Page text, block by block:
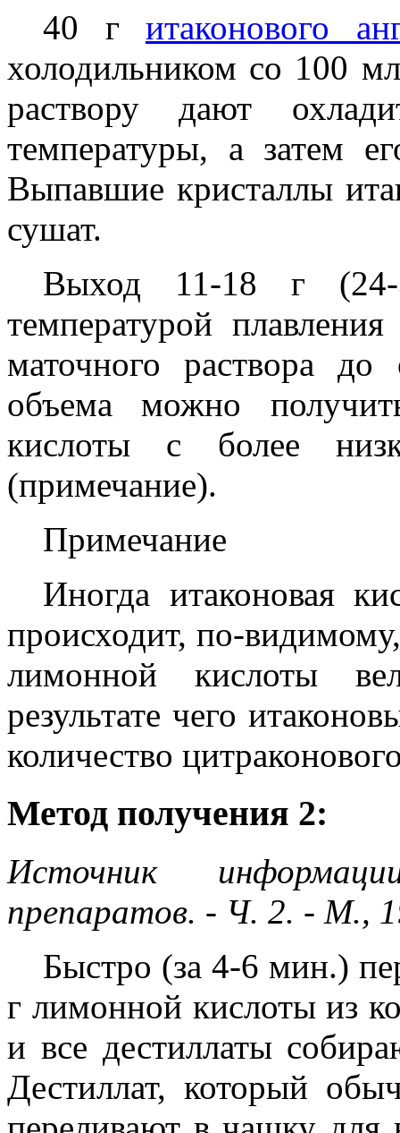
40 г итаконового
холодильником со 100
раствору дают
температуры, а затем
Выпавшие кристаллы
сушат.
Выход 11-18 г (24-
температурой
маточного раствора до
объема можно
кислоты с более
(примечание).
Примечание
Иногда итаконовая
происходит, по-
лимонной кислоты
результате чего
количество
Метод получения 2:
Источник
препаратов. - Ч. 2. - М.,
Быстро (за 4-6 мин.)
г лимонной кислоты из
и все дестиллаты
Дестиллат, который